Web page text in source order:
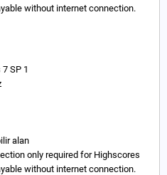
without internet connection.
SP 1
alan
only required for Highscores
without internet connection.